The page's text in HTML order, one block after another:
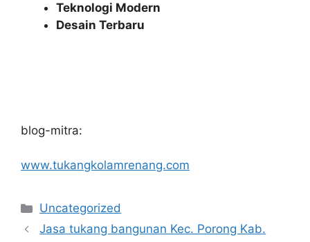
Teknologi Modern
Desain Terbaru
blog-mitra:
www.tukangkolamrenang.com
Categories
Uncategorized
Jasa tukang bangunan Kec. Porong Kab.